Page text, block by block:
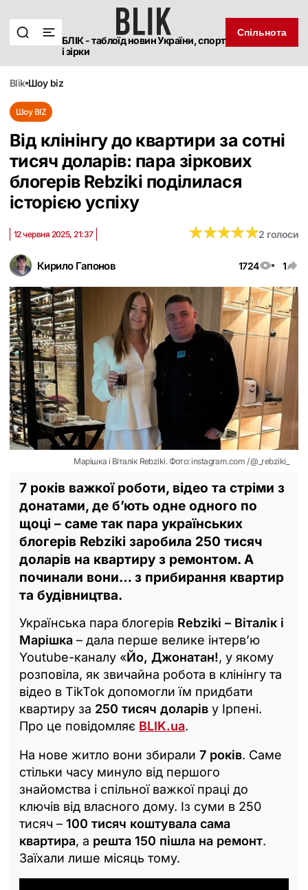
БЛІК - таблоїд новин України, спорт
і зірки
Спільнота
blik шоу biz
Шоу BIZ
Від клінінгу до квартири за сотні
тисяч доларів: пара зіркових
блогерів Rebziki поділилася
історією успіху
Кирило Гапонов 1724 1
12 червня 2025, 21:37 ★★★★★
★★★★★2 голоси
Марішка і Віталік Rebziki. Фото: instagram.com / @_rebziki_
7 років важкої роботи, відео та стріми з
донатами, де б’ють одне одного по
щоці – саме так пара українських
блогерів Rebziki заробила 250 тисяч
доларів на квартиру з ремонтом. А
починали вони… з прибирання квартир
та будівництва.
Українська пара блогерів Rebziki – Віталік і
Марішка – дала перше велике інтерв’ю
Youtube-каналу «Йо, Джонатан!, у якому
розповіла, як звичайна робота в клінінгу та
відео в TikTok допомогли їм придбати
квартиру за 250 тисяч доларів у Ірпені.
Про це повідомляє BLIK.ua.
На нове житло вони збирали 7 років. Саме
стільки часу минуло від першого
знайомства і спільної важкої праці до
ключів від власного дому. Із суми в 250
тисяч – 100 тисяч коштувала сама
квартира, а решта 150 пішла на ремонт.
Заїхали лише місяць тому.